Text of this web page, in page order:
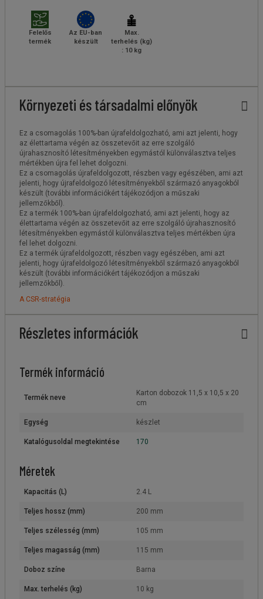
Felelős
termék
Az EU-ban
készült
Max.
terhelés (kg)
: 10 kg
Környezeti és társadalmi előnyök
Ez a csomagolás 100%-ban újrafeldolgozható, ami azt jelenti, hogy
az élettartama végén az összetevőit az erre szolgáló
újrahasznosító létesítményekben egymástól különválasztva teljes
mértékben újra fel lehet dolgozni.
Ez a csomagolás újrafeldolgozott, részben vagy egészében, ami azt
jelenti, hogy újrafeldolgozó létesítményekből származó anyagokból
készült (további információkért tájékozódjon a műszaki
jellemzőkből).
Ez a termék 100%-ban újrafeldolgozható, ami azt jelenti, hogy az
élettartama végén az összetevőit az erre szolgáló újrahasznosító
létesítményekben egymástól különválasztva teljes mértékben újra
fel lehet dolgozni.
Ez a termék újrafeldolgozott, részben vagy egészében, ami azt
jelenti, hogy újrafeldolgozó létesítményekből származó anyagokból
készült (további információkért tájékozódjon a műszaki
jellemzőkből).
A CSR-stratégia
Részletes információk
Termék információ
Termék neve
Karton dobozok 11,5 x 10,5 x 20
cm
Egység készlet
Katalógusoldal megtekintése 170
Méretek
Kapacitás (L) 2.4 L
Teljes hossz (mm) 200 mm
Teljes szélesség (mm) 105 mm
Teljes magasság (mm) 115 mm
Doboz színe Barna
Max. terhelés (kg) 10 kg